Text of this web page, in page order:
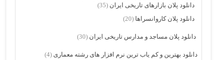
دانلود پلان بازارهای تاریخی ایران (35)
دانلود پلان کاروانسراها (20)
دانلود پلان مساجد و مدارس تاریخی ایران (30)
دانلود بهترین و کم یاب ترین نرم افزار های رشته معماری (4)